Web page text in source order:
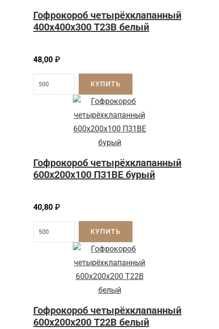
Гофрокороб четырёхклапанный
400х400х300 Т23В белый
48,00 ₽
КУПИТЬ
Гофрокороб четырёхклапанный
600x200x100 П31BE бурый
40,80 ₽
КУПИТЬ
Гофрокороб четырёхклапанный
600х200х200 Т22В белый